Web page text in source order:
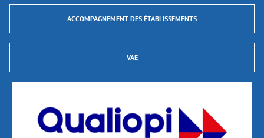
ACCOMPAGNEMENT DES ÉTABLISSEMENTS
VAE